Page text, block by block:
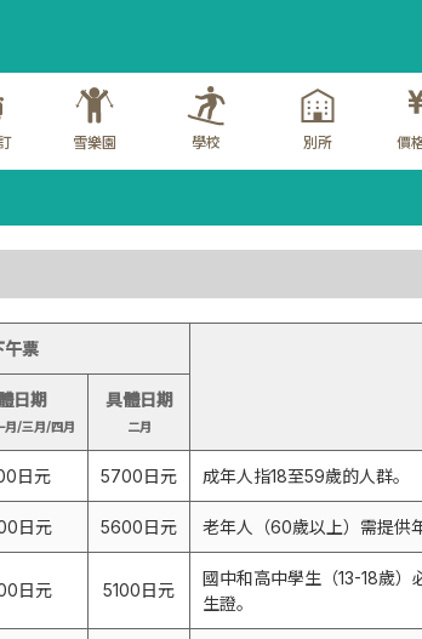
雪樂園 學校 別所 價
午票
日期
月/三月/四月
具體日期
二月
日元 5700日元 成年人指18至59歲的人群。
日元 5600日元 老年人（60歲以上）需提供
日元 5100日元
國中和高中學生（13-18歲）
生證。